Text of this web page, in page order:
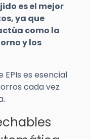
es el mejor
ya que
como la
y los
es esencial
cada vez